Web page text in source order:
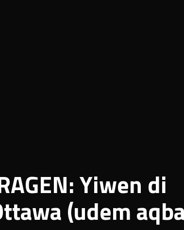
Yiwen di
(udem